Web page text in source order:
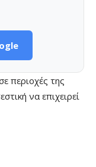
περιοχές της
να επιχειρεί